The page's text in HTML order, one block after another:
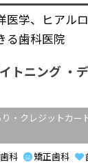
医学、ヒアル
る歯科医院
トニング
・クレジットカー
科 矯正歯科